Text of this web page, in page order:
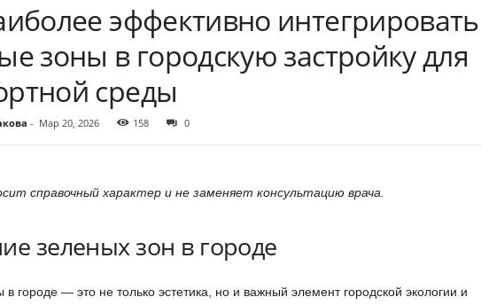
эффективно интегрировать
зоны в городскую застройку для
среды
- Мар 20, 2026 158 0
справочный характер и не заменяет консультацию врача.
зеленых зон в городе
городе — это не только эстетика, но и важный элемент городской экологии и